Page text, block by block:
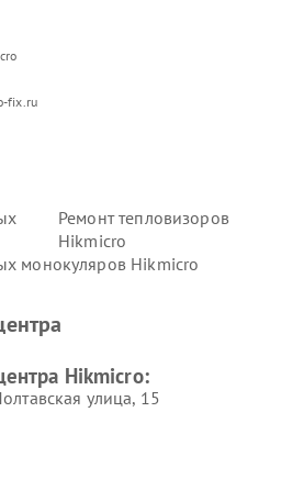
fix.ru
Ремонт тепловизоров
Hikmicro
монокуляров Hikmicro
Hikmicro:
улица, 15